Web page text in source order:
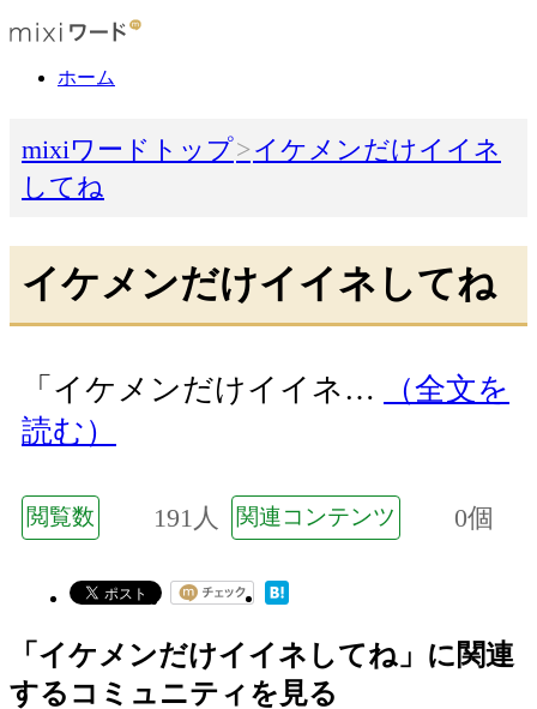
ホーム
mixiワードトップ
イケメンだけイイネ
してね
イケメンだけイイネしてね
「イケメンだけイイネ…
（全文を
読む）
閲覧数 191人 関連コンテンツ 0個
「イケメンだけイイネしてね」に関連
するコミュニティを見る